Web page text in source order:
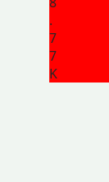
.
7
7
K